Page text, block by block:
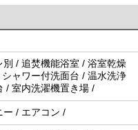
/ 追焚機能浴室 / 浴室乾燥
ャワー付洗面台 / 温水洗浄
/ 室内洗濯機置き場 /
ー / エアコン /